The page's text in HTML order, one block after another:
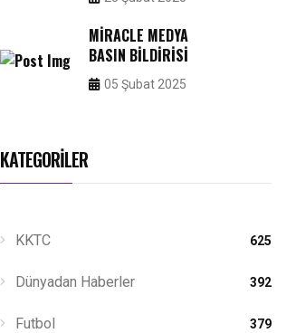
MIRACLE MEDYA
BASIN BILDIRISI
05 Şubat 2025
KATEGORİLER
KKTC 625
Dünyadan Haberler 392
Futbol 379